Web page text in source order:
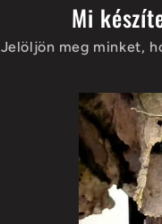
Mi
Jelöljön meg minket,